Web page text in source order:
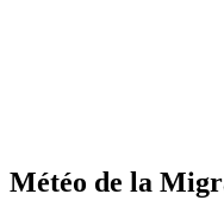
Météo de la